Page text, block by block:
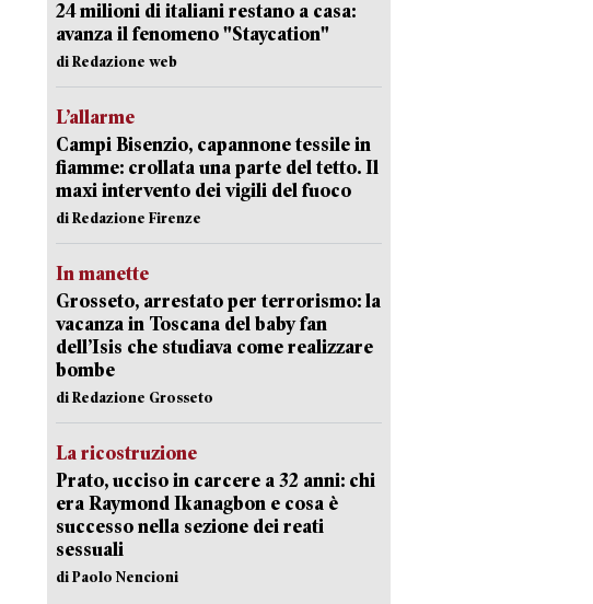
24 milioni di italiani restano a casa:
avanza il fenomeno "Staycation"
di Redazione web
L’allarme
Campi Bisenzio, capannone tessile in
fiamme: crollata una parte del tetto. Il
maxi intervento dei vigili del fuoco
di Redazione Firenze
In manette
Grosseto, arrestato per terrorismo: la
vacanza in Toscana del baby fan
dell’Isis che studiava come realizzare
bombe
di Redazione Grosseto
La ricostruzione
Prato, ucciso in carcere a 32 anni: chi
era Raymond Ikanagbon e cosa è
successo nella sezione dei reati
sessuali
di Paolo Nencioni